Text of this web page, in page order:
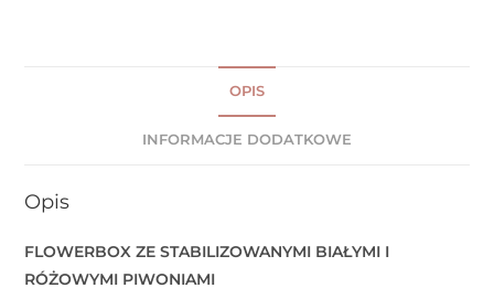
OPIS
INFORMACJE DODATKOWE
Opis
FLOWERBOX ZE STABILIZOWANYMI BIAŁYMI I
RÓŻOWYMI PIWONIAMI